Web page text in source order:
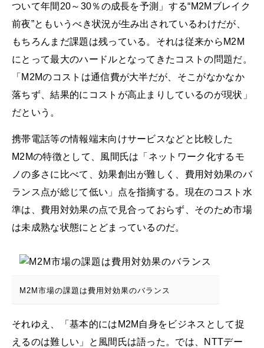
ついて年間20～30％の成長を予測」する“M2Mブレイク
前夜”ともいうべき状況が生み出されているわけだが、
もちろんまだ課題は残っている。それは従来からM2M
にとって最大のハードルとなってきたコストの問題だ。
「M2Mのコストは通信費が大半だが、そこがなかなか
落ちず、結果的にコストが高止まりしているのが現状」
だという。
携帯電話等の情報端末向けサービスなどと比較した
M2Mの特徴として、風間氏は「ネットワーク化するモ
ノの多さに比べて、効果創出が難しく、費用対効果のバ
ランス点が総じて低い」点を指摘する。現在のコスト水
準は、費用対効果の点で見合っておらず、そのため市場
は未成熟な状態にとどまっているのだ。
M2M市場の課題は費用対効果のバランス
それゆえ、「基本的にはM2M自身をビジネスとして捉
えるのは難しい」と風間氏は語った。では、NTTデー